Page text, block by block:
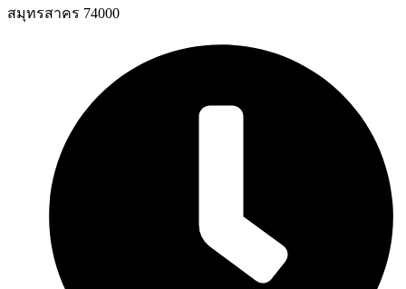
สมุทรสาคร 74000